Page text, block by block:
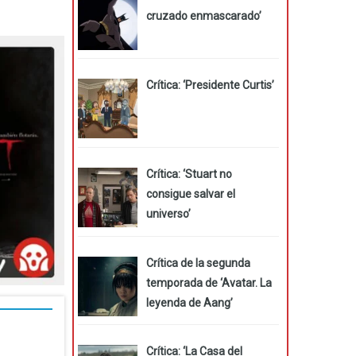
cruzado enmascarado’
Crítica: ‘Presidente Curtis’
Crítica: ‘Stuart no
consigue salvar el
universo’
Crítica de la segunda
temporada de ‘Avatar. La
leyenda de Aang’
Crítica: ‘La Casa del